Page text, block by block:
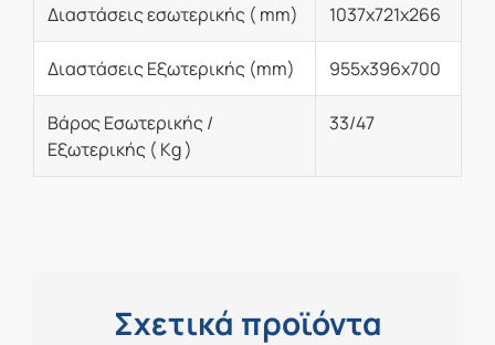
Διαστάσεις εσωτερικής ( mm) 1037x721x266
Διαστάσεις Εξωτερικής (mm) 955x396x700
Βάρος Εσωτερικής /
Εξωτερικής ( Kg )
33/47
Σχετικά προϊόντα